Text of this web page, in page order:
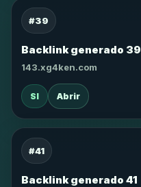
#39
Backlink generado 39
143.xg4ken.com
SI Abrir
#41
Backlink generado 41